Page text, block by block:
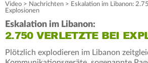
Video > Nachrichten > Eskalation im Libanon:
Explosionen
Eskalation im Libanon:
2.750 VERLETZTE BEI
Plötzlich explodieren im Libanon